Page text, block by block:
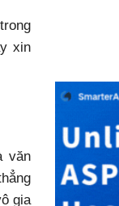
xin
văn
gia